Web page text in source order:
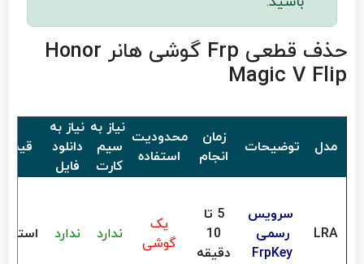
حذف قطعی Frp گوشی هانر Honor
Magic V Flip
مدل توضیحات
زمان
انجام
محدودیت
استفاده
نیاز به
سیم
کارت
نیاز به
دانلود
فایل
LRA
سرویس
رسمی
FrpKey
5 تا
10
دقیقه
یک
گوشی
ندارد ندارد